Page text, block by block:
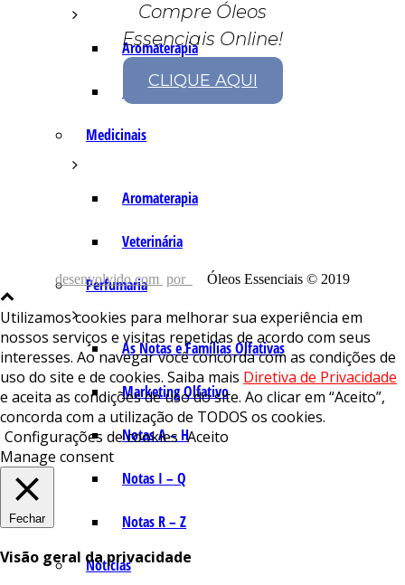
Aromaterapia
Fórmulas Caseiras
Medicinais
Aromaterapia
Veterinária
Perfumaria
As Notas e Famílias Olfativas
Marketing Olfativo
Notas A – H
Notas I – Q
Notas R – Z
Notícias
Compre Óleos
Essenciais Online!
CLIQUE AQUI
desenvolvido com por Óleos Essenciais © 2019
Utilizamos cookies para melhorar sua experiência em
nossos serviços e visitas repetidas de acordo com seus
interesses. Ao navegar você concorda com as condições de
uso do site e de cookies. Saiba mais Diretiva de Privacidade
e aceita as condições de uso do site. Ao clicar em “Aceito”,
concorda com a utilização de TODOS os cookies.
Configurações de cookies Aceito
Manage consent
Fechar
Visão geral da privacidade